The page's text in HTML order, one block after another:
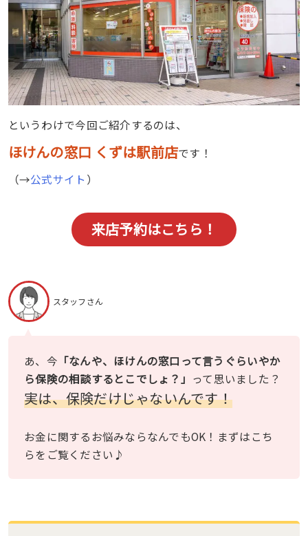
というわけで今回ご紹介するのは、
ほけんの窓口 くずは駅前店です！
（→公式サイト ）
来店予約はこちら！
スタッフさん
あ、今 「なんや、ほけんの窓口って言うぐらいやか
ら保険の相談するとこでしょ？」 って思いました？
実は、保険だけじゃないんです！
お金に関するお悩みならなんでもOK！まずはこち
らをご覧ください♪